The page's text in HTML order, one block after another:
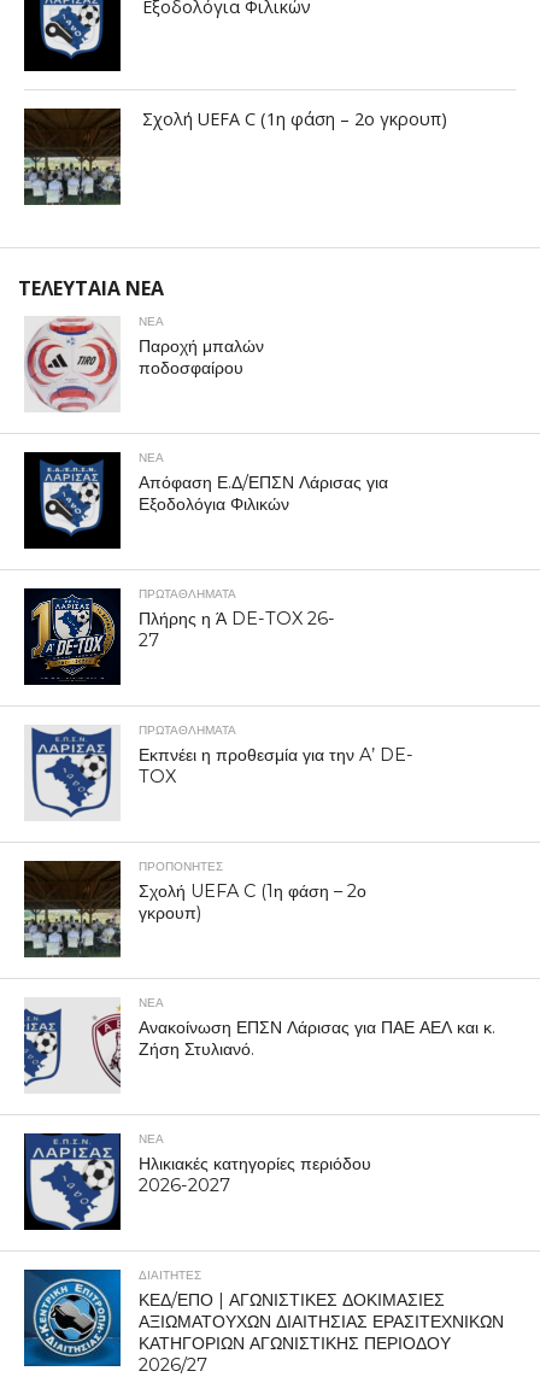
Εξοδολόγια Φιλικών
Σχολή UEFA C (1η φάση – 2ο γκρουπ)
ΤΕΛΕΥΤΑΙΑ ΝΕΑ
ΝΕΑ
Παροχή μπαλών
ποδοσφαίρου
ΝΕΑ
Απόφαση Ε.Δ/ΕΠΣΝ Λάρισας για
Εξοδολόγια Φιλικών
ΠΡΩΤΑΘΛΉΜΑΤΑ
Πλήρης η Ά DE-TOX 26-
27
ΠΡΩΤΑΘΛΉΜΑΤΑ
Εκπνέει η προθεσμία για την A’ DE-
TOX
ΠΡΟΠΟΝΗΤΈΣ
Σχολή UEFA C (1η φάση – 2ο
γκρουπ)
ΝΕΑ
Ανακοίνωση ΕΠΣΝ Λάρισας για ΠΑΕ ΑΕΛ και κ.
Ζήση Στυλιανό.
ΝΕΑ
Ηλικιακές κατηγορίες περιόδου
2026-2027
ΔΙΑΙΤΗΤΕΣ
ΚΕΔ/ΕΠΟ | ΑΓΩΝΙΣΤΙΚΕΣ ΔΟΚΙΜΑΣΙΕΣ
ΑΞΙΩΜΑΤΟΥΧΩΝ ΔΙΑΙΤΗΣΙΑΣ ΕΡΑΣΙΤΕΧΝΙΚΩΝ
ΚΑΤΗΓΟΡΙΩΝ ΑΓΩΝΙΣΤΙΚΗΣ ΠΕΡΙΟΔΟΥ
2026/27